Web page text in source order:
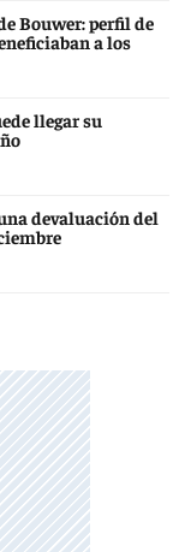
Bouwer: perfil de
a los
llegar su
devaluación del